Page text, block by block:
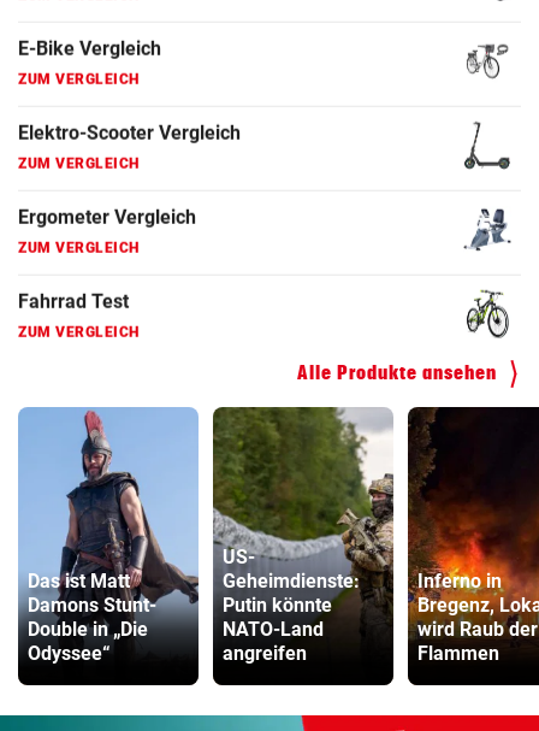
Fahrradanhänger Vergleich
Faszienrolle Vergleich
Hoverboard Vergleich
Kinderfahrrad Vergleich
Alle Produkte ansehen
Das ist Matt
Damons Stunt-
Double in „Die
Odyssee“
US-
Geheimdienste:
Putin könnte
NATO-Land
angreifen
Inferno in
Bregenz,
wird Raub der
Flammen